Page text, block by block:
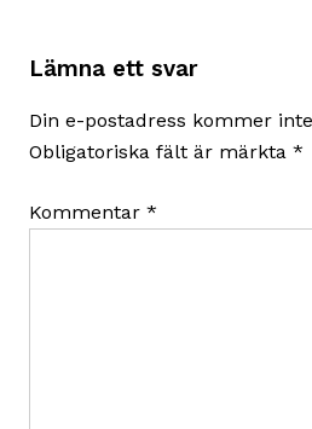
Lämna ett svar
Din e-postadress kommer
Obligatoriska fält är märkta *
Kommentar *